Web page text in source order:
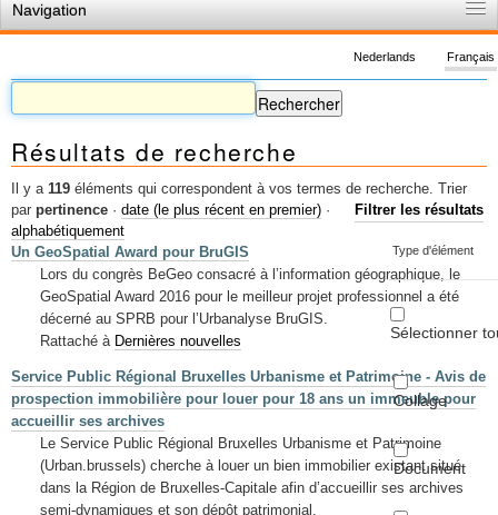
Navigation
Règles du jeu
Permis d'urbanisme
Cartographie
Etudes et publications
Mots-clés
Renseignements urbanistiques
Français
Nederlands
Résultats de recherche
Il y a 119 éléments qui correspondent à vos termes de recherche.
Filtrer les résultats
Type d'élément
Sélectionner
Collage
Document
Trier
par pertinence · date (le plus récent en premier) ·
alphabétiquement
Un GeoSpatial Award pour BruGIS
Lors du congrès BeGeo consacré à l’information géographique, le
GeoSpatial Award 2016 pour le meilleur projet professionnel a été
décerné au SPRB pour l’Urbanalyse BruGIS.
Rattaché à Dernières nouvelles
Service Public Régional Bruxelles Urbanisme et Patrimoine - Avis de
prospection immobilière pour louer pour 18 ans un immeuble pour
accueillir ses archives
Le Service Public Régional Bruxelles Urbanisme et Patrimoine
(Urban.brussels) cherche à louer un bien immobilier existant situé
dans la Région de Bruxelles-Capitale afin d’accueillir ses archives
semi-dynamiques et son dépôt patrimonial.